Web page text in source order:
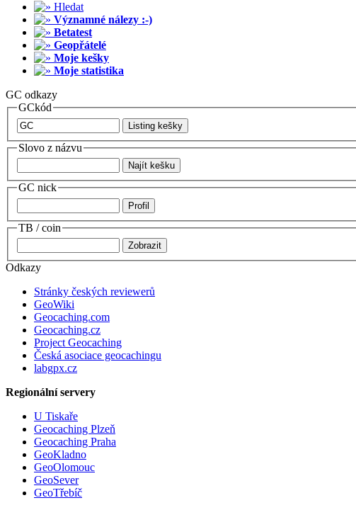
Hledat
Významné nálezy :-)
Betatest
Geopřátelé
Moje kešky
Moje statistika
GC odkazy
GCkód
Slovo z názvu
GC nick
TB / coin
Odkazy
Stránky českých reviewerů
GeoWiki
Geocaching.com
Geocaching.cz
Project Geocaching
Česká asociace geocachingu
labgpx.cz
Regionální servery
U Tiskaře
Geocaching Plzeň
Geocaching Praha
GeoKladno
GeoOlomouc
GeoSever
GeoTřebíč